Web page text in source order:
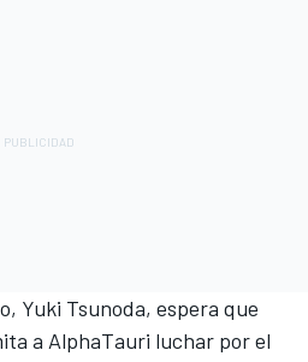
Yuki Tsunoda, espera que
a AlphaTauri luchar por el